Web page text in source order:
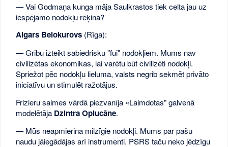
— Vai Godmaņa kunga māja Saulkrastos tiek celta jau uz
iespējamo nodokļu rēķina?
Aigars Belokurovs (Rīga):
— Gribu izteikt sabiedrisku "fui" nodokļiem. Mums nav
civilizētas ekonomikas, lai varētu būt civilizēti nodokļi.
Spriežot pēc nodokļu lieluma, valsts negrib sekmēt privāto
iniciatīvu un stimulēt ražotājus.
Frizieru saimes vārdā piezvanīja «Laimdotas" galvenā
modelētāja Dzintra Oplucāne.
— Mūs neapmierina milzīgie nodokļi. Mums par pašu
naudu jāiegādājas arī instrumenti. PSRS taču neko jēdzīgu